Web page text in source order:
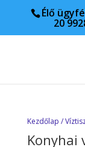
Élő
20
Kezdőlap /
Konyhai